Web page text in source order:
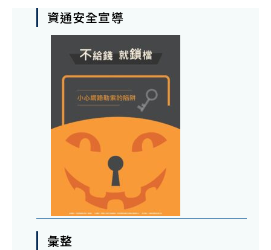
資通安全宣導
彙整